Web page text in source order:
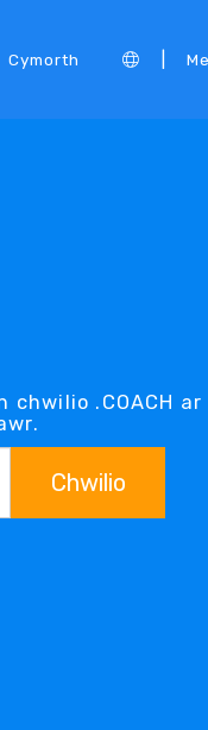
Cymorth
chwilio .COACH
Chwilio